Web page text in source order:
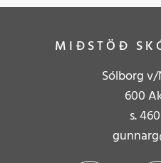
MIÐSTÖÐ
Sólborg
600
s.4